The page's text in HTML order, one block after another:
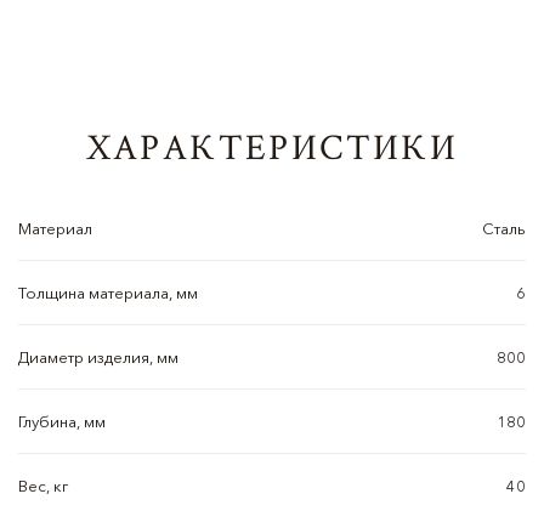
ХАРАКТЕРИСТИКИ
Материал Сталь
Толщина материала, мм 6
Диаметр изделия, мм 800
Глубина, мм 180
Вес, кг 40